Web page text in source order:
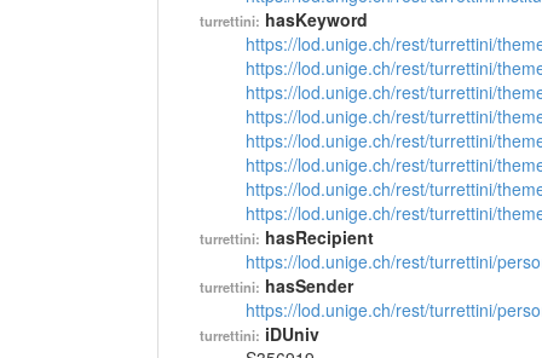
turrettini: hasKeyword
https://lod.unige.ch/rest/turrettini/
https://lod.unige.ch/rest/turrettini/
https://lod.unige.ch/rest/turrettini/
https://lod.unige.ch/rest/turrettini/
https://lod.unige.ch/rest/turrettini/
https://lod.unige.ch/rest/turrettini/
https://lod.unige.ch/rest/turrettini/
https://lod.unige.ch/rest/turrettini/
turrettini: hasRecipient
https://lod.unige.ch/rest/turrettini/
turrettini: hasSender
https://lod.unige.ch/rest/turrettini/
turrettini: iDUniv